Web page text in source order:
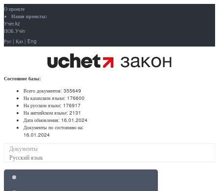
О проекте
Наши проекты:
Учёт.kz
ПОБ.Учёт
Рус | Қаз | Eng
Состояние базы:
Всего документов: 355649
На казахском языке: 176600
На русском языке: 176917
На английском языке: 2131
Дата обновления: 16.01.2024
Документы по состоянию на:
16.01.2024
Документы
Русский язык